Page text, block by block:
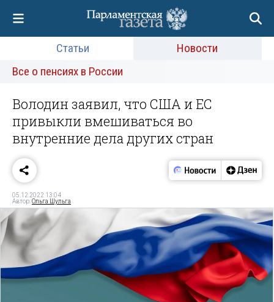
Статьи
Новости
Все о пенсиях в России
Володин заявил, что США и ЕС
привыкли вмешиваться во
внутренние дела других стран
05.12.2022 13:04
Автор:Ольга Шульга